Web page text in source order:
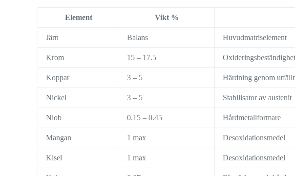
Element Vikt %
Järn Balans Huvudmatriselement
Krom 15 – 17.5 Oxideringsbeständighet
Koppar 3 – 5 Härdning genom
Nickel 3 – 5 Stabilisator av austenit
Niob 0.15 – 0.45 Hårdmetallformare
Mangan 1 max Desoxidationsmedel
Kisel 1 max Desoxidationsmedel